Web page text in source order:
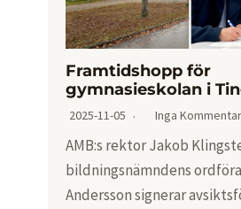
Framtidshopp för
gymnasieskolan i
2025-11-05 Inga
AMB:s rektor Jakob
bildningsnämndens
Andersson signerar